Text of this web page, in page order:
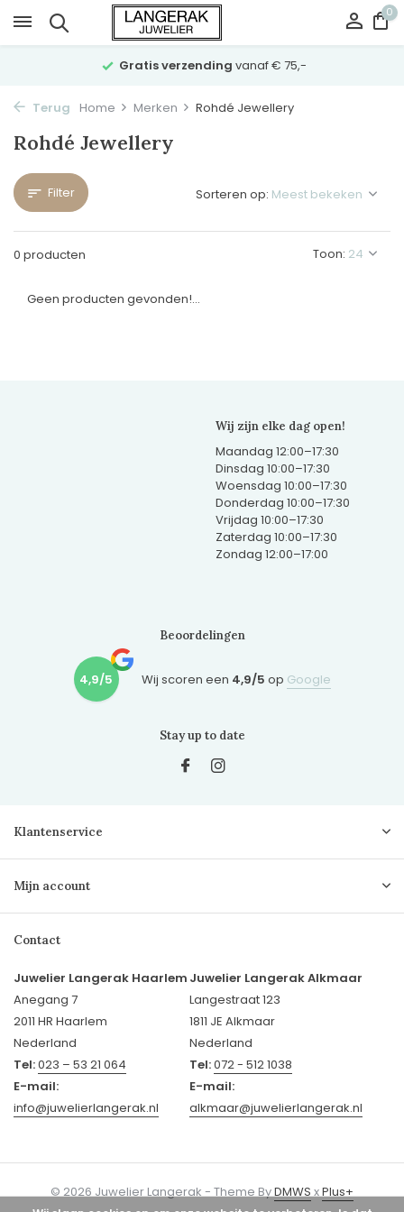
0
Gratis verzending vanaf € 75,-
Terug Home Merken Rohdé Jewellery
Rohdé Jewellery
Filter
0 producten Toon:
Sorteren op:
Geen producten gevonden!...
Wij zijn elke dag open!
Maandag 12:00–17:30
Dinsdag 10:00–17:30
Woensdag 10:00–17:30
Donderdag 10:00–17:30
Vrijdag 10:00–17:30
Zaterdag 10:00–17:30
Zondag 12:00–17:00
Beoordelingen
4,9/5 Wij scoren een 4,9/5 op Google
Stay up to date
Klantenservice
Mijn account
Contact
Juwelier Langerak Haarlem
Anegang 7
2011 HR Haarlem
Nederland
Tel:023 – 53 21 064
E-mail:
info@juwelierlangerak.nl
Juwelier Langerak Alkmaar
Langestraat 123
1811 JE Alkmaar
Nederland
Tel:072 - 512 1038
E-mail:
alkmaar@juwelierlangerak.nl
© 2026 Juwelier Langerak - Theme ByDMWSxPlus+